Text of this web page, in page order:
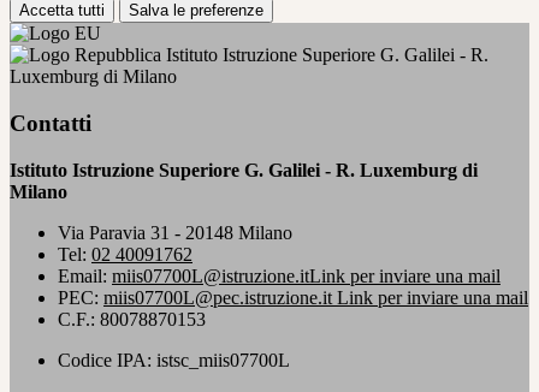
Accetta tutti Salva le preferenze
Istituto Istruzione Superiore G. Galilei - R.
Luxemburg di Milano
Contatti
Istituto Istruzione Superiore G. Galilei - R. Luxemburg di
Milano
Via Paravia 31 - 20148 Milano
Tel: 02 40091762
Email: miis07700L@istruzione.itLink per inviare una mail
PEC: miis07700L@pec.istruzione.it Link per inviare una mail
C.F.: 80078870153
Codice IPA: istsc_miis07700L